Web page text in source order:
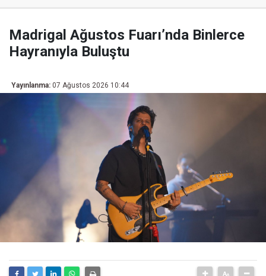
Madrigal Ağustos Fuarı’nda Binlerce
Hayranıyla Buluştu
Yayınlanma: 07 Ağustos 2026 10:44